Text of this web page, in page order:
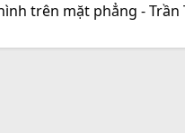
trên mặt phẳng - Trần